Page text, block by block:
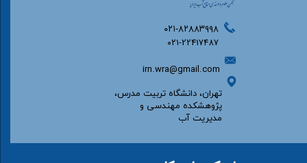
۰۲۱-۸۲۸۸۳۹۹۸
۰۲۱-22417487
irn.wra@gmail.com
تهران، دانشگاه تربیت مدرس،
پژوهشکده مهندسی و
مدیریت آب​​​​​​​